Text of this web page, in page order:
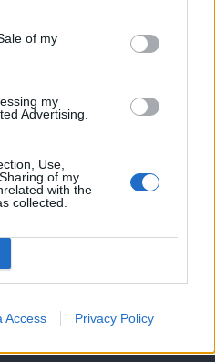
of my
my
Advertising.
Use,
of my
with the
collected.
Access Privacy Policy